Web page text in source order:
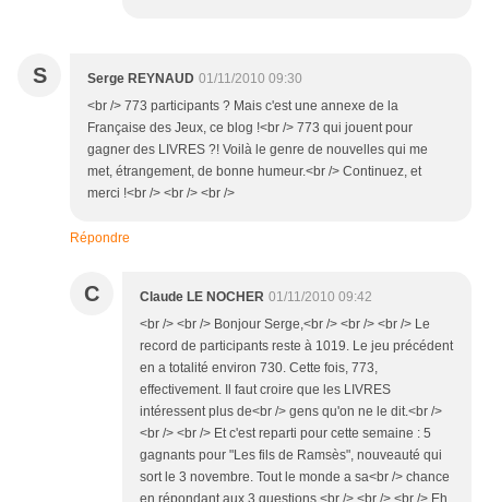
S Serge REYNAUD 01/11/2010 09:30
<br /> 773 participants ? Mais c'est une annexe de la
Française des Jeux, ce blog !<br /> 773 qui jouent pour
gagner des LIVRES ?! Voilà le genre de nouvelles qui me
met, étrangement, de bonne humeur.<br /> Continuez, et
merci !<br /> <br /> <br />
Répondre
C Claude LE NOCHER 01/11/2010 09:42
<br /> <br /> Bonjour Serge,<br /> <br /> <br /> Le
record de participants reste à 1019. Le jeu précédent
en a totalité environ 730. Cette fois, 773,
effectivement. Il faut croire que les LIVRES
intéressent plus de<br /> gens qu'on ne le dit.<br />
<br /> <br /> Et c'est reparti pour cette semaine : 5
gagnants pour "Les fils de Ramsès", nouveauté qui
sort le 3 novembre. Tout le monde a sa<br /> chance
en répondant aux 3 questions.<br /> <br /> <br /> Eh